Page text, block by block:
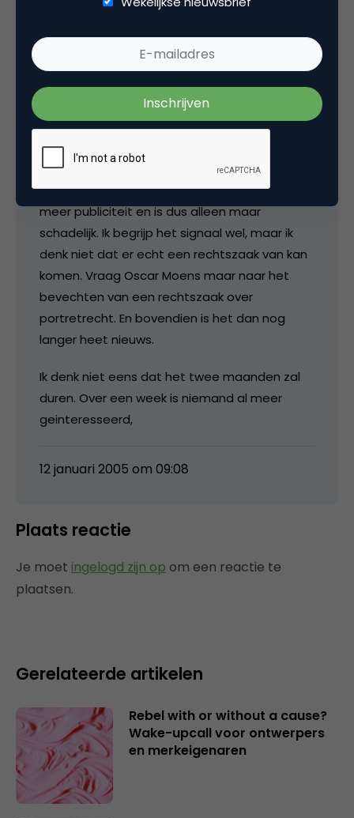
Ik ben het met Stefan eens, zo onthullend zijn
de foto’s niet. Een item in Shownieuws is zo
weer vergeten. De enige die het niet snel zal
vergeten is Inge zelf, die zich wel tien keer zal
bedenken voordat ze weer een fotozaak
binnenstapt. Het dreigen met rechtszaken
van haar manager (Spiros) lijkt me een
nutteloze actie; het genereert alleen maar
meer publiciteit en is dus alleen maar
schadelijk. Ik begrijp het signaal wel, maar ik
denk niet dat er echt een rechtszaak van kan
komen. Vraag Oscar Moens maar naar het
bevechten van een rechtszaak over
portretrecht. En bovendien is het dan nog
langer heet nieuws.
Ik denk niet eens dat het twee maanden zal
duren. Over een week is niemand al meer
geinteresseerd,
12 januari 2005 om 09:08
Plaats reactie
Je moet ingelogd zijn op om een reactie te
plaatsen.
Gerelateerde artikelen
Rebel with or without a cause?
Wake-upcall voor ontwerpers
en merkeigenaren